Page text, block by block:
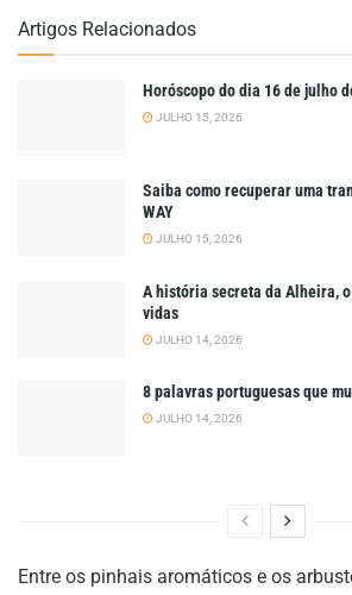
Artigos Relacionados
Horóscopo do dia 16 de julho
JULHO 15, 2026
Saiba como recuperar uma
WAY
JULHO 15, 2026
A história secreta da Alheira,
vidas
JULHO 14, 2026
8 palavras portuguesas que
JULHO 14, 2026
Entre os pinhais aromáticos e os